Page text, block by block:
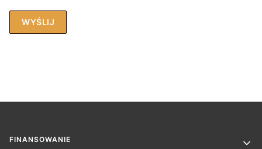
WYŚLIJ
Linki w stopce
FINANSOWANIE